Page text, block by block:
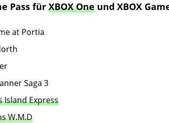
Pass für XBOX One und XBOX
at Portia
Saga 3
Island Express
W.M.D